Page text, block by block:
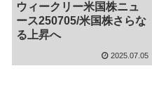
ウィークリー米国株ニュ
ース250705/米国株さらな
る上昇へ
2025.07.05